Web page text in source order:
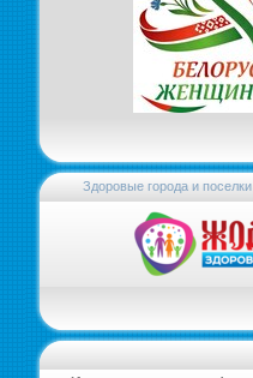
Здоровые города и поселки